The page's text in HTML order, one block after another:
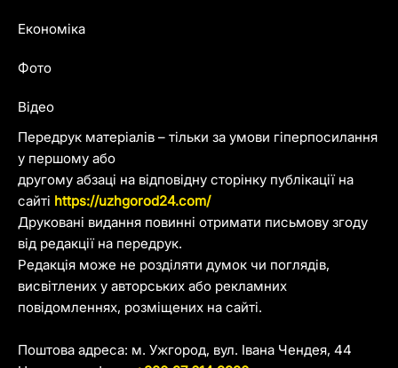
Передрук матеріалів – тільки за умови гіперпосилання
у першому або
другому абзаці на відповідну сторінку публікації на
сайті https://uzhgorod24.com/
Друковані видання повинні отримати письмову згоду
від редакції на передрук.
Редакція може не розділяти думок чи поглядів,
висвітлених у авторських або рекламних
повідомленнях, розміщених на сайті.
Поштова адреса: м. Ужгород, вул. Івана Чендея, 44
Економіка
Фото
Відео